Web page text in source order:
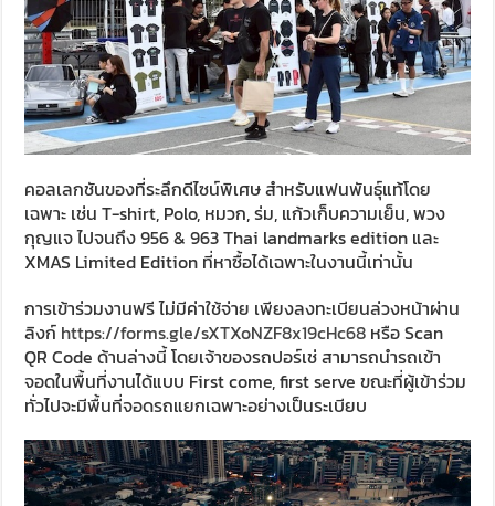
คอลเลกชันของที่ระลึกดีไซน์พิเศษ สำหรับแฟนพันธุ์แท้โดย
เฉพาะ เช่น T-shirt, Polo, หมวก, ร่ม, แก้วเก็บความเย็น, พวง
กุญแจ ไปจนถึง 956 & 963 Thai landmarks edition และ
XMAS Limited Edition ที่หาซื้อได้เฉพาะในงานนี้เท่านั้น
การเข้าร่วมงานฟรี ไม่มีค่าใช้จ่าย เพียงลงทะเบียนล่วงหน้าผ่าน
ลิงก์ https://forms.gle/sXTXoNZF8x19cHc68 หรือ Scan
QR Code ด้านล่างนี้ โดยเจ้าของรถปอร์เช่ สามารถนำรถเข้า
จอดในพื้นที่งานได้แบบ First come, first serve ขณะที่ผู้เข้าร่วม
ทั่วไปจะมีพื้นที่จอดรถแยกเฉพาะอย่างเป็นระเบียบ